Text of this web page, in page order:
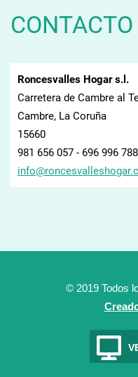
CONTACTO
Roncesvalles Hogar s.l.
Carretera de Cambre al
Cambre, La Coruña
15660
981 656 057 - 696 996 788
info@roncesvalleshogar.c
© 2019 Todos